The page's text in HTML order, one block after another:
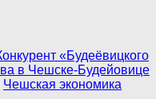
«Будеёвицкого
в Чешске-Будейовице
Чешская экономика